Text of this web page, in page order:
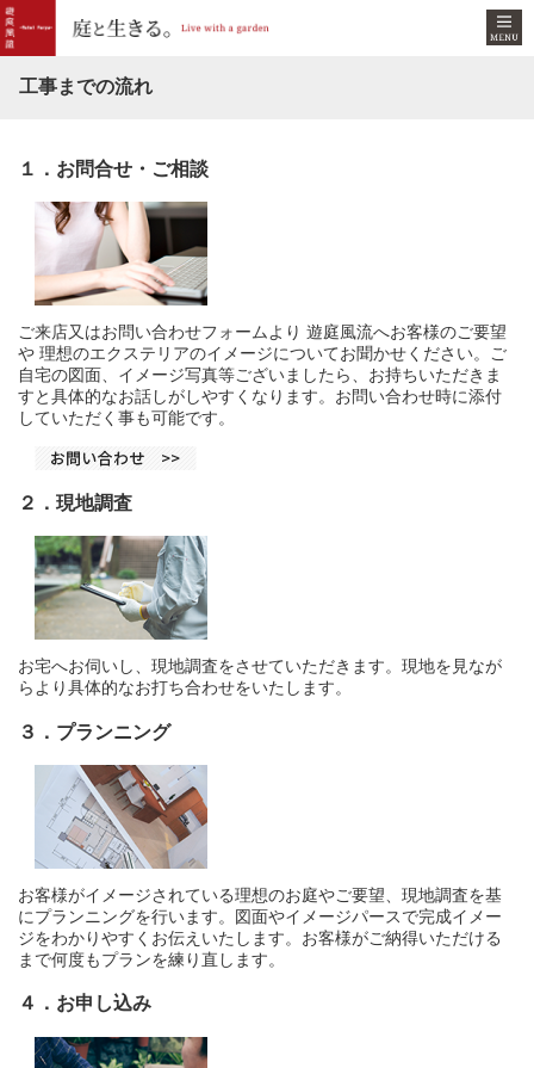
工事までの流れ
１．お問合せ・ご相談
ご来店又はお問い合わせフォームより 遊庭風流へお客様のご要望
や 理想のエクステリアのイメージについてお聞かせください。ご
自宅の図面、イメージ写真等ございましたら、お持ちいただきま
すと具体的なお話しがしやすくなります。お問い合わせ時に添付
していただく事も可能です。
２．現地調査
お宅へお伺いし、現地調査をさせていただきます。 現地を見なが
らより具体的なお打ち合わせをいたします。
３．プランニング
お客様がイメージされている理想のお庭やご要望、現地調査を基
にプランニングを行います。図面やイメージパースで完成イメー
ジをわかりやすくお伝えいたします。お客様がご納得いただける
まで何度もプランを練り直します。
４．お申し込み